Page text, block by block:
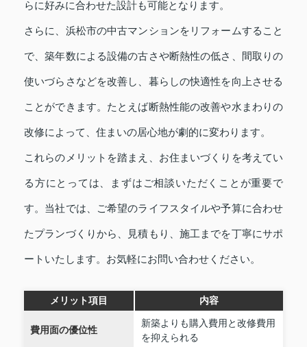
らに好みに合わせた設計も可能となります。
さらに、浜松市の中古マンションをリフォームすること
で、築年数による設備の古さや断熱性の低さ、間取りの
使いづらさなどを改善し、暮らしの快適性を向上させる
ことができます。たとえば断熱性能の改善や水まわりの
改修によって、住まいの居心地が劇的に変わります。
これらのメリットを踏まえ、お住まいづくりを考えてい
る方にとっては、まずはご相談いただくことが重要で
す。当社では、ご希望のライフスタイルや予算に合わせ
たプランづくりから、見積もり、施工までを丁寧にサポ
ートいたします。お気軽にお問い合わせください。
メリット項目 内容
費用面の優位性
新築よりも購入費用と改修費用
を抑えられる